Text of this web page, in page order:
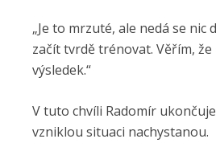
„Je to mrzuté, ale nedá se
začít tvrdě trénovat. Věřím,
výsledek.“
V tuto chvíli Radomír
vzniklou situaci nachystanou.